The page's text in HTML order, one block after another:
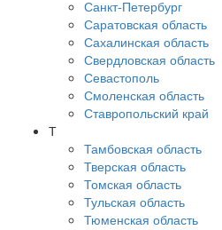
Санкт-Петербург
Саратовская область
Сахалинская область
Свердловская область
Севастополь
Смоленская область
Ставропольский край
Т
Тамбовская область
Тверская область
Томская область
Тульская область
Тюменская область